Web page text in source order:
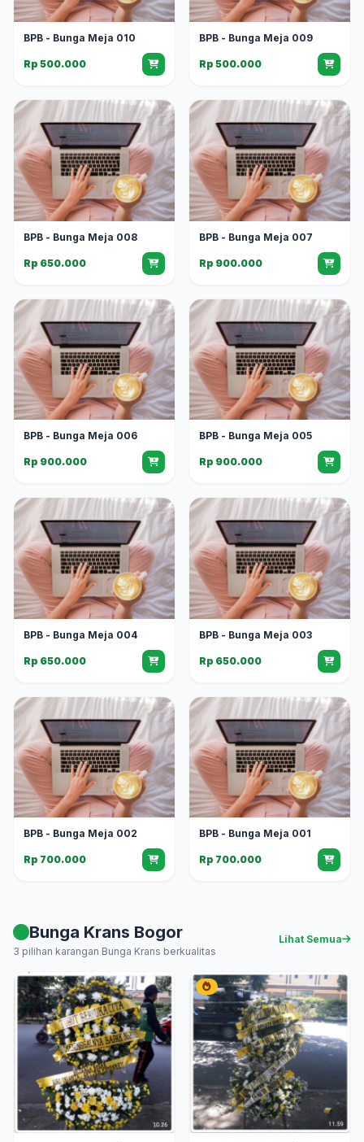
BPB - Bunga Meja 010
Rp 500.000
BPB - Bunga Meja 009
Rp 500.000
BPB - Bunga Meja 008
Rp 650.000
BPB - Bunga Meja 007
Rp 900.000
BPB - Bunga Meja 006
Rp 900.000
BPB - Bunga Meja 005
Rp 900.000
BPB - Bunga Meja 004
Rp 650.000
BPB - Bunga Meja 003
Rp 650.000
BPB - Bunga Meja 002
Rp 700.000
BPB - Bunga Meja 001
Rp 700.000
Bunga Krans Bogor
3 pilihan karangan Bunga Krans berkualitas
Lihat Semua